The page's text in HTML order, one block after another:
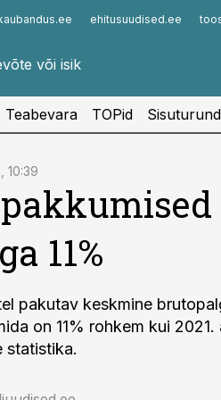
ehitusuudised.ee
Infopank
Teabevara TOPid
10:39
11%
pakutav keskmine
on 11% rohkem kui
statistika.